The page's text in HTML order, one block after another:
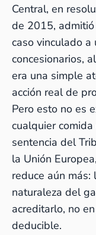
Central, en
de 2015,
caso vinculado a
concesionarios,
era una simple
acción real de
Pero esto no es
cualquier
sentencia del
la Unión
reduce aún
naturaleza del
acreditarlo, no
deducible.